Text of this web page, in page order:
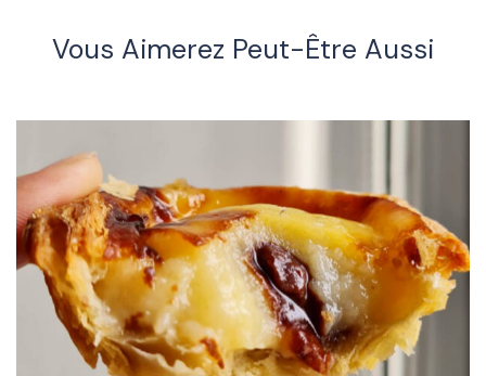
Vous Aimerez Peut-Être Aussi